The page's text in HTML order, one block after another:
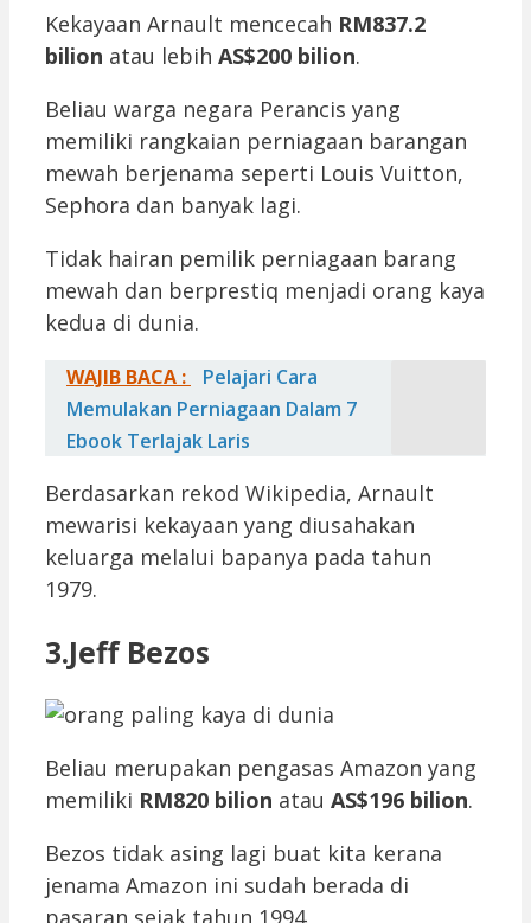
Kekayaan Arnault mencecah RM837.2
bilion atau lebih AS$200 bilion.
Beliau warga negara Perancis yang
memiliki rangkaian perniagaan barangan
mewah berjenama seperti Louis Vuitton,
Sephora dan banyak lagi.
Tidak hairan pemilik perniagaan barang
mewah dan berprestiq menjadi orang kaya
kedua di dunia.
WAJIB BACA :
Pelajari Cara
Memulakan Perniagaan Dalam 7
Ebook Terlajak Laris
Berdasarkan rekod Wikipedia, Arnault
mewarisi kekayaan yang diusahakan
keluarga melalui bapanya pada tahun
1979.
3.Jeff Bezos
Beliau merupakan pengasas Amazon yang
memiliki RM820 bilion atau AS$196 bilion.
Bezos tidak asing lagi buat kita kerana
jenama Amazon ini sudah berada di
pasaran sejak tahun 1994.